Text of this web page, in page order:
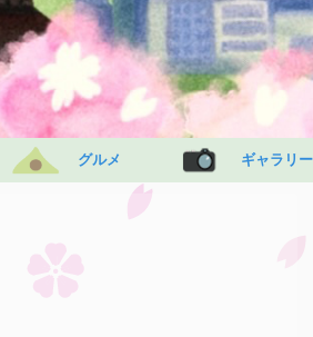
グルメ ギャラリー